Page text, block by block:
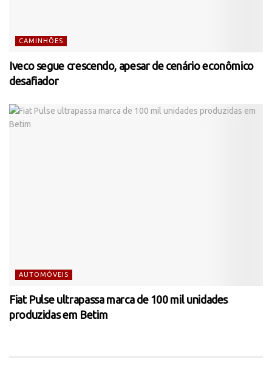
CAMINHÕES
Iveco segue crescendo, apesar de cenário econômico
desafiador
AUTOMÓVEIS
Fiat Pulse ultrapassa marca de 100 mil unidades
produzidas em Betim